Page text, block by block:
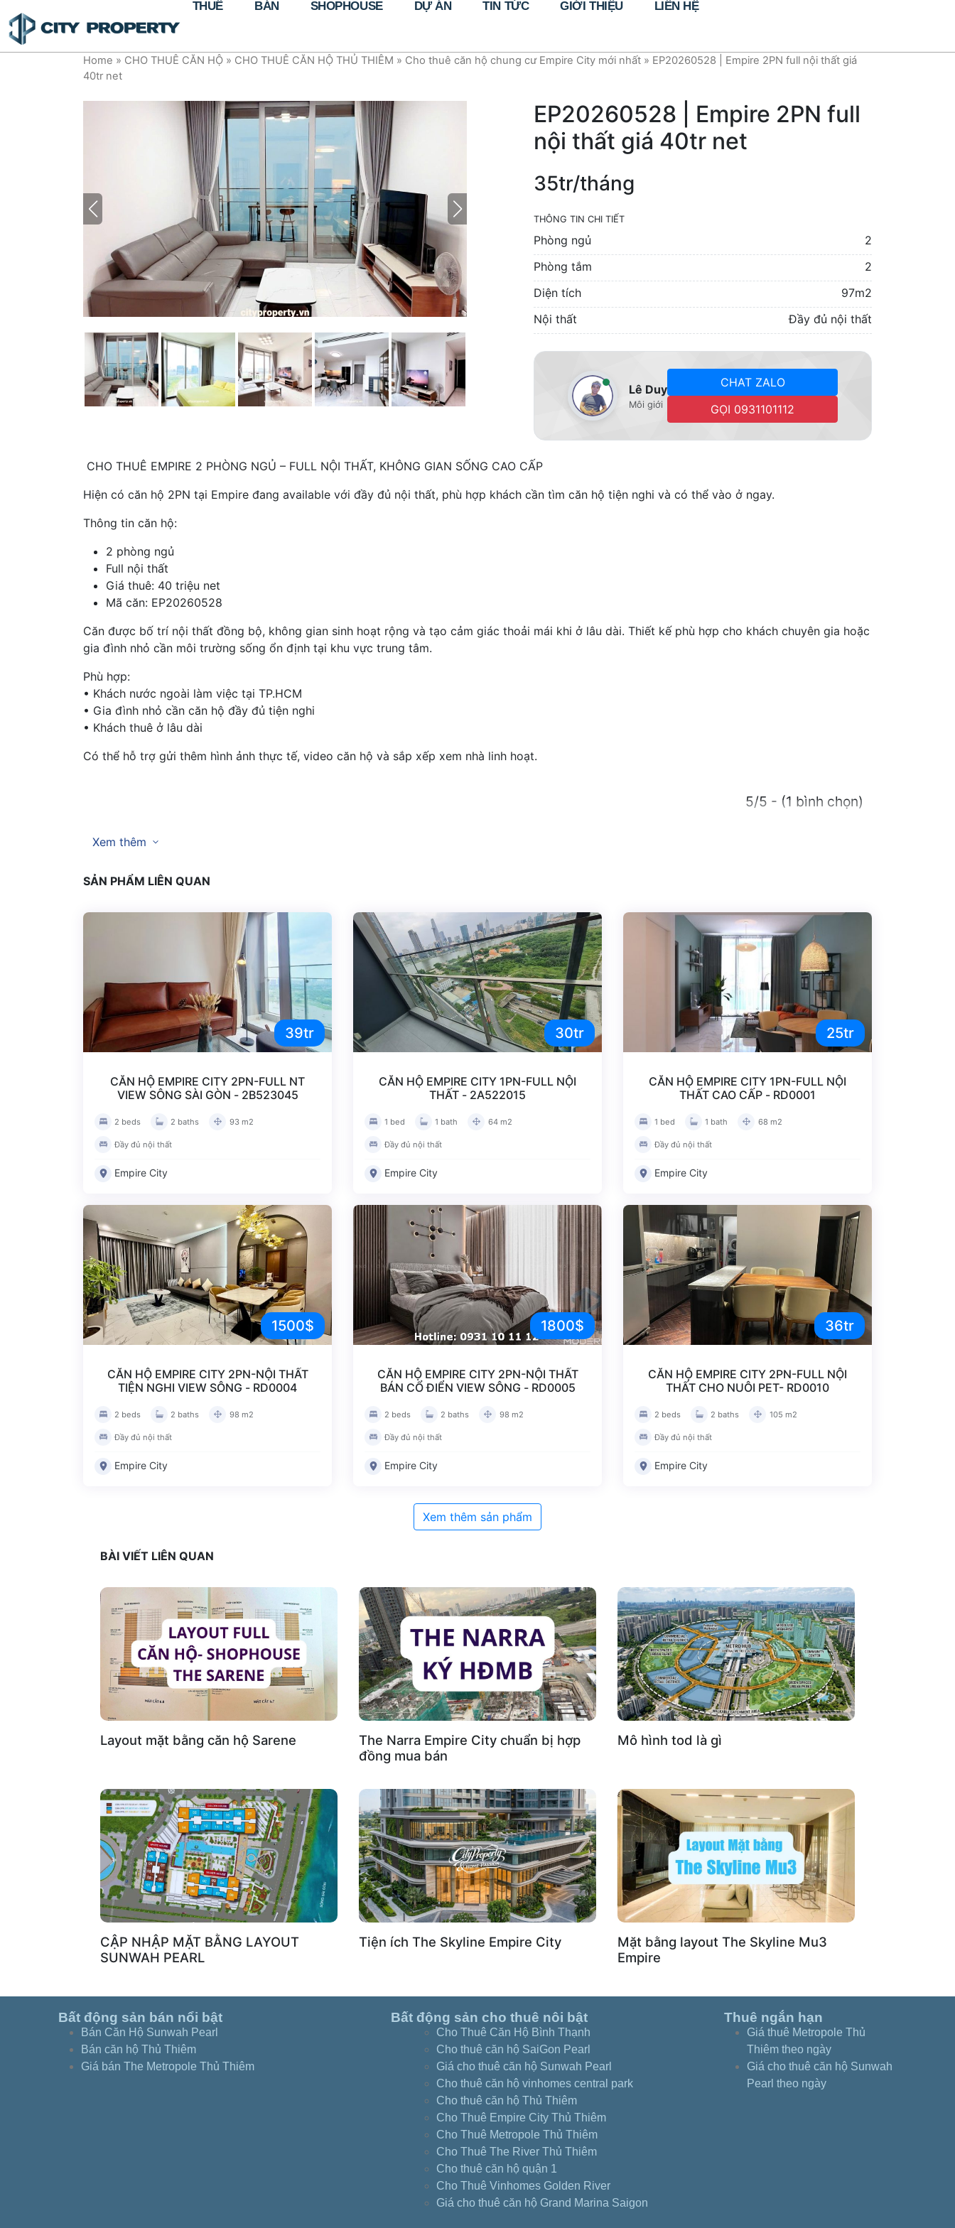
THUÊ BÁN SHOPHOUSE DỰ ÁN TIN TỨC GIỚI THIỆU LIÊN HỆ
Home » CHO THUÊ CĂN HỘ » CHO THUÊ CĂN HỘ THỦ THIÊM » Cho thuê căn hộ chung cư Empire City mới nhất » EP20260528 | Empire 2PN full nội thất giá
40tr net
EP20260528 | Empire 2PN full
nội thất giá 40tr net
35tr/tháng
THÔNG TIN CHI TIẾT
Phòng ngủ
2
Phòng tắm
2
Diện tích
97m2
Nội thất
Đầy đủ nội thất
Lê Duy
Môi giới
CHAT ZALO
GỌI 0931101112
CHO THUÊ EMPIRE 2 PHÒNG NGỦ – FULL NỘI THẤT, KHÔNG GIAN SỐNG CAO CẤP
Hiện có căn hộ 2PN tại Empire đang available với đầy đủ nội thất, phù hợp khách cần tìm căn hộ tiện nghi và có thể vào ở ngay.
Thông tin căn hộ:
2 phòng ngủ
Full nội thất
Giá thuê: 40 triệu net
Mã căn: EP20260528
Căn được bố trí nội thất đồng bộ, không gian sinh hoạt rộng và tạo cảm giác thoải mái khi ở lâu dài. Thiết kế phù hợp cho khách chuyên gia hoặc
gia đình nhỏ cần môi trường sống ổn định tại khu vực trung tâm.
Phù hợp:
• Khách nước ngoài làm việc tại TP.HCM
• Gia đình nhỏ cần căn hộ đầy đủ tiện nghi
• Khách thuê ở lâu dài
Có thể hỗ trợ gửi thêm hình ảnh thực tế, video căn hộ và sắp xếp xem nhà linh hoạt.
5/5 - (1 bình chọn)
Xem thêm
SẢN PHẨM LIÊN QUAN
39tr
CĂN HỘ EMPIRE CITY 2PN-FULL NT
VIEW SÔNG SÀI GÒN - 2B523045
2 beds 2 baths 93 m2
Đầy đủ nội thất
Empire City
30tr
CĂN HỘ EMPIRE CITY 1PN-FULL NỘI
THẤT - 2A522015
1 bed 1 bath 64 m2
Đầy đủ nội thất
Empire City
25tr
CĂN HỘ EMPIRE CITY 1PN-FULL NỘI
THẤT CAO CẤP - RD0001
1 bed 1 bath 68 m2
Đầy đủ nội thất
Empire City
1500$
CĂN HỘ EMPIRE CITY 2PN-NỘI THẤT
TIỆN NGHI VIEW SÔNG - RD0004
2 beds 2 baths 98 m2
Đầy đủ nội thất
Empire City
1800$
CĂN HỘ EMPIRE CITY 2PN-NỘI THẤT
BÁN CỔ ĐIỂN VIEW SÔNG - RD0005
2 beds 2 baths 98 m2
Đầy đủ nội thất
Empire City
36tr
CĂN HỘ EMPIRE CITY 2PN-FULL NỘI
THẤT CHO NUÔI PET- RD0010
2 beds 2 baths 105 m2
Đầy đủ nội thất
Empire City
Xem thêm sản phẩm
BÀI VIẾT LIÊN QUAN
Layout mặt bằng căn hộ Sarene
The Narra Empire City chuẩn bị hợp
đồng mua bán
Mô hình tod là gì
CẬP NHẬP MẶT BẰNG LAYOUT
SUNWAH PEARL
Tiện ích The Skyline Empire City
Mặt bằng layout The Skyline Mu3
Empire
Bất động sản bán nổi bật
Bán Căn Hộ Sunwah Pearl
Bán căn hộ Thủ Thiêm
Giá bán The Metropole Thủ Thiêm
Bất động sản cho thuê nôi bật
Cho Thuê Căn Hộ Bình Thạnh
Cho thuê căn hộ SaiGon Pearl
Giá cho thuê căn hộ Sunwah Pearl
Cho thuê căn hộ vinhomes central park
Cho thuê căn hộ Thủ Thiêm
Cho Thuê Empire City Thủ Thiêm
Cho Thuê Metropole Thủ Thiêm
Cho Thuê The River Thủ Thiêm
Cho thuê căn hộ quận 1
Cho Thuê Vinhomes Golden River
Giá cho thuê căn hộ Grand Marina Saigon
Thuê ngắn hạn
Giá thuê Metropole Thủ
Thiêm theo ngày
Giá cho thuê căn hộ Sunwah
Pearl theo ngày